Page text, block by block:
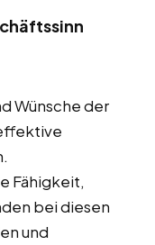
Wünsche der
Fähigkeit,
bei diesen
und